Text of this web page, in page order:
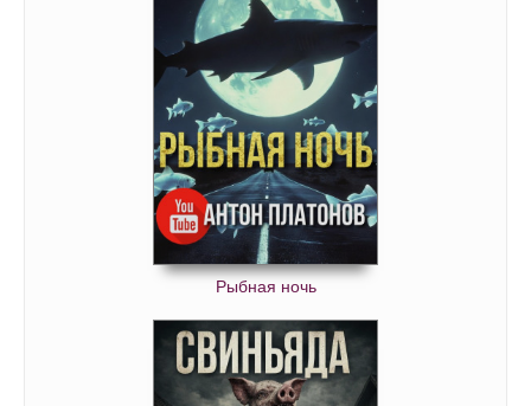
Рыбная ночь